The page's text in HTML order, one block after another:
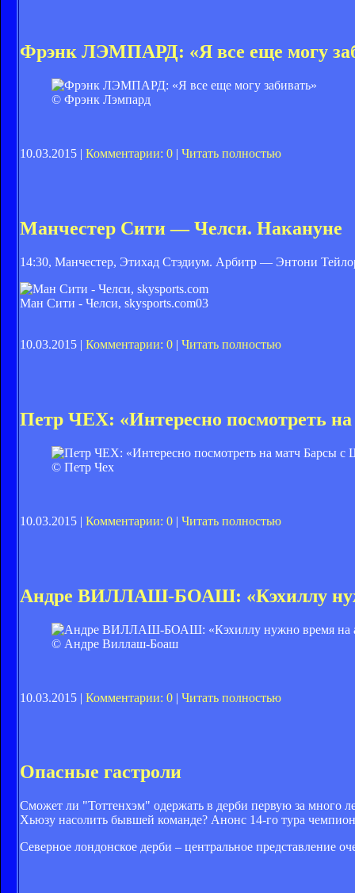
Фрэнк ЛЭМПАРД: «Я все еще могу
© Фрэнк Лэмпард
10.03.2015 | Комментарии: 0 | Читать полностью
Манчестер Сити — Челси. Накануне
14:30, Манчестер, Этихад Стэдиум. Арбитр — Энтони
Ман Сити - Челси, skysports.com03
10.03.2015 | Комментарии: 0 | Читать полностью
Петр ЧЕХ: «Интересно посмотреть
© Петр Чех
10.03.2015 | Комментарии: 0 | Читать полностью
Андре ВИЛЛАШ-БОАШ: «Кэхиллу
© Андре Виллаш-Боаш
10.03.2015 | Комментарии: 0 | Читать полностью
Опасные гастроли
Сможет ли "Тоттенхэм" одержать в дерби первую за много
Хьюзу насолить бывшей команде? Анонс 14-го тура
Северное лондонское дерби – центральное представление